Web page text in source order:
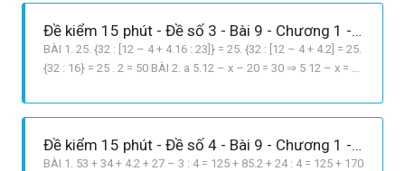
Đề kiểm 15 phút - Đề số 3 - Bài 9 - Chương 1 - Đại số 6
BÀI 1. 25. {32 : [12 – 4 + 4.16 : 23]} = 25. {32 : [12 – 4 + 4.2] = 25.
{32 : 16} = 25 . 2 = 50 BÀI 2. a 5.12 – x – 20 = 30 ⇒ 5 12 – x = 30
– 6x. 18 = 23. 32. 5 ⇒ 50 – 6x = 360 : 18 ⇒ 50 – 6x = 20 ⇒ 6x =
Đề kiểm 15 phút - Đề số 4 - Bài 9 - Chương 1 - Đại số 6
BÀI 1. 53 + 34 + 4.2 + 27 – 3 : 4 = 125 + 85.2 + 24 : 4 = 125 + 170